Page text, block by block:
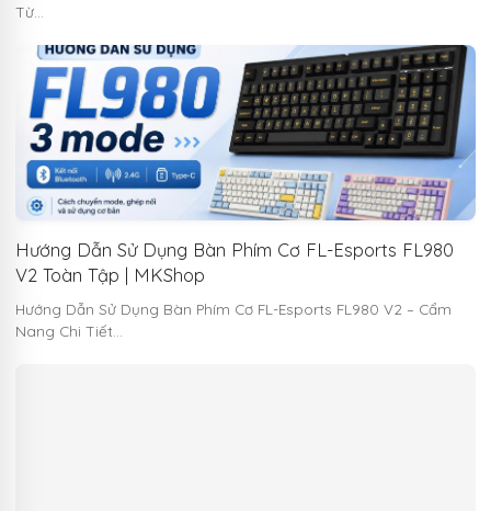
Từ…
Hướng Dẫn Sử Dụng Bàn Phím Cơ FL-Esports FL980
V2 Toàn Tập | MKShop
Hướng Dẫn Sử Dụng Bàn Phím Cơ FL-Esports FL980 V2 – Cẩm
Nang Chi Tiết…